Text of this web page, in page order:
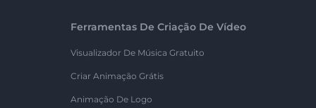
Ferramentas De Criação De Vídeo
Visualizador De Música Gratuito
Criar Animação Grátis
Animação De Logo